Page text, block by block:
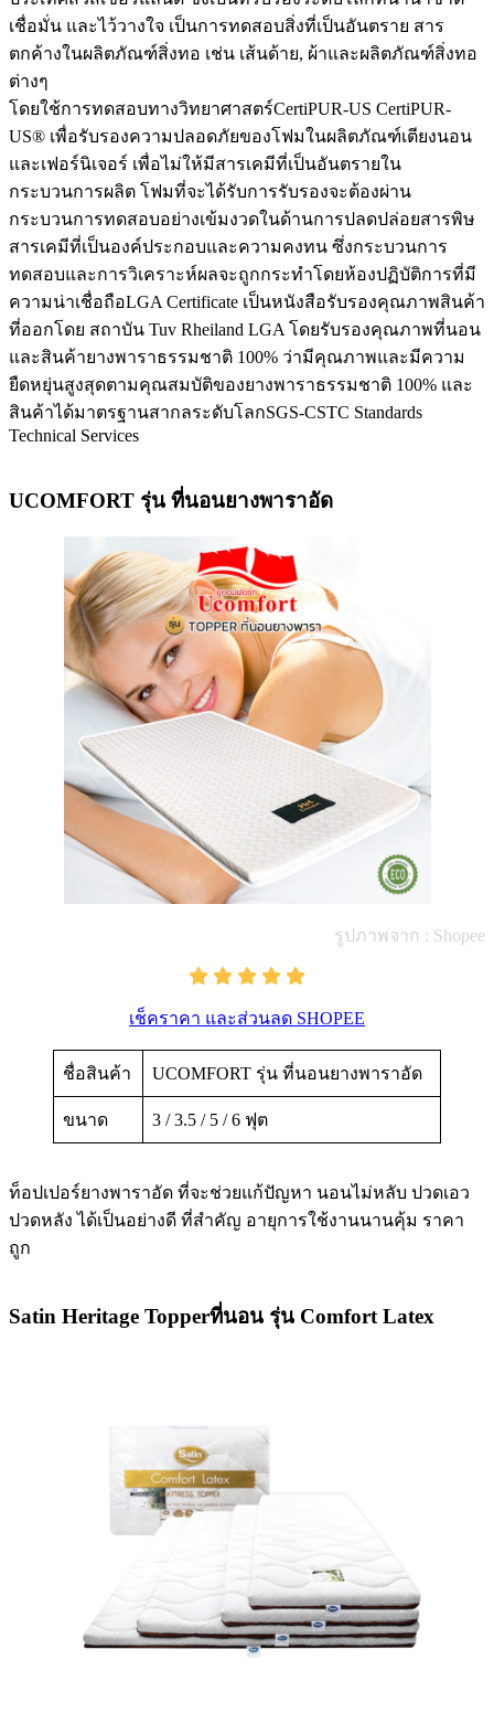
เชื่อมั่น และไว้วางใจ เป็นการทดสอบสิ่งที่เป็นอันตราย สาร
ตกค้างในผลิตภัณฑ์สิ่งทอ เช่น เส้นด้าย, ผ้าและผลิตภัณฑ์สิ่งทอ
ต่างๆ
โดยใช้การทดสอบทางวิทยาศาสตร์CertiPUR-US CertiPUR-
US® เพื่อรับรองความปลอดภัยของโฟมในผลิตภัณฑ์เตียงนอน
และเฟอร์นิเจอร์ เพื่อไม่ให้มีสารเคมีที่เป็นอันตรายใน
กระบวนการผลิต โฟมที่จะได้รับการรับรองจะต้องผ่าน
กระบวนการทดสอบอย่างเข้มงวดในด้านการปลดปล่อยสารพิษ
สารเคมีที่เป็นองค์ประกอบและความคงทน ซึ่งกระบวนการ
ทดสอบและการวิเคราะห์ผลจะถูกกระทำโดยห้องปฏิบัติการที่มี
ความน่าเชื่อถือLGA Certificate เป็นหนังสือรับรองคุณภาพสินค้า
ที่ออกโดย สถาบัน Tuv Rheiland LGA โดยรับรองคุณภาพที่นอน
และสินค้ายางพาราธรรมชาติ 100% ว่ามีคุณภาพและมีความ
ยืดหยุ่นสูงสุดตามคุณสมบัติของยางพาราธรรมชาติ 100% และ
สินค้าได้มาตรฐานสากลระดับโลกSGS-CSTC Standards
Technical Services
UCOMFORT รุ่น ที่นอนยางพาราอัด
รูปภาพจาก : Shopee
เช็คราคา และส่วนลด SHOPEE
ชื่อสินค้า UCOMFORT รุ่น ที่นอนยางพาราอัด
ขนาด 3 / 3.5 / 5 / 6 ฟุต
ท็อปเปอร์ยางพาราอัด ที่จะช่วยแก้ปัญหา นอนไม่หลับ ปวดเอว
ปวดหลัง ได้เป็นอย่างดี ที่สำคัญ อายุการใช้งานนานคุ้ม ราคา
ถูก
Satin Heritage Topperที่นอน รุ่น Comfort Latex